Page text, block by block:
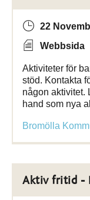
22
Webbsida
Aktiviteter för
stöd. Kontakta
någon aktivitet.
hand som nya
Bromölla
Aktiv fritid -